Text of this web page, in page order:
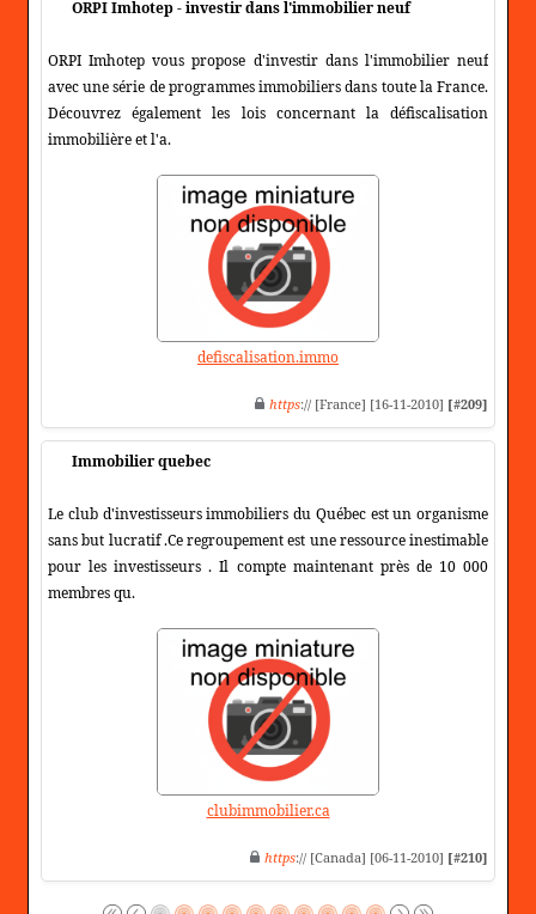
ORPI Imhotep - investir dans l'immobilier neuf
ORPI Imhotep vous propose d'investir dans l'immobilier neuf
avec une série de programmes immobiliers dans toute la France.
Découvrez également les lois concernant la défiscalisation
immobilière et l'a.
defiscalisation.immo
https:// [France] [16-11-2010] [#209]
Immobilier quebec
Le club d'investisseurs immobiliers du Québec est un organisme
sans but lucratif .Ce regroupement est une ressource inestimable
pour les investisseurs . Il compte maintenant près de 10 000
membres qu.
clubimmobilier.ca
https:// [Canada] [06-11-2010] [#210]